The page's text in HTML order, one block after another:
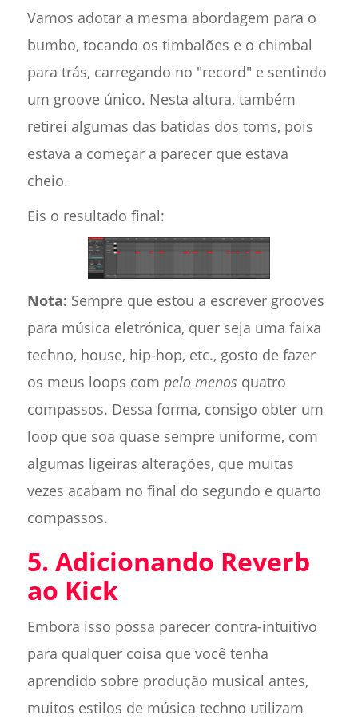
Vamos adotar a mesma abordagem para o
bumbo, tocando os timbalões e o chimbal
para trás, carregando no "record" e sentindo
um groove único. Nesta altura, também
retirei algumas das batidas dos toms, pois
estava a começar a parecer que estava
cheio.
Eis o resultado final:
Nota: Sempre que estou a escrever grooves
para música eletrónica, quer seja uma faixa
techno, house, hip-hop, etc., gosto de fazer
os meus loops com pelo menos quatro
compassos. Dessa forma, consigo obter um
loop que soa quase sempre uniforme, com
algumas ligeiras alterações, que muitas
vezes acabam no final do segundo e quarto
compassos.
5. Adicionando Reverb
ao Kick
Embora isso possa parecer contra-intuitivo
para qualquer coisa que você tenha
aprendido sobre produção musical antes,
muitos estilos de música techno utilizam